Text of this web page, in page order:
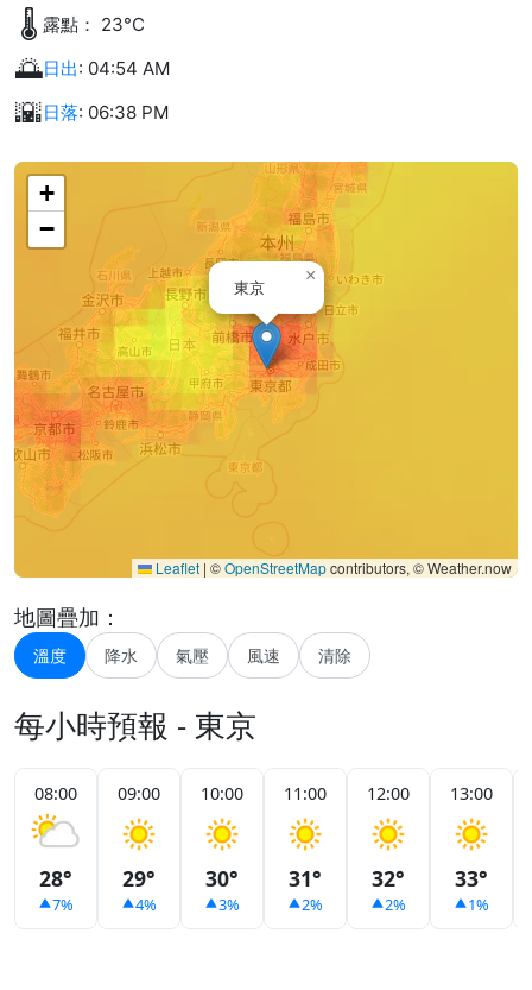
🌡️ 露點： 23°C
🌅日出: 04:54 AM
🌇日落: 06:38 PM
東京
×
+
−
Leaflet | ©OpenStreetMapcontributors, © Weather.now
地圖疊加：
溫度 降水 氣壓 風速 清除
每小時預報 - 東京
08:00
28°
7%
09:00
29°
4%
10:00
30°
3%
11:00
31°
2%
12:00
32°
2%
13:00
33°
1%